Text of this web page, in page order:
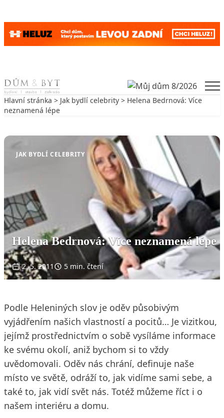
Skip to content
Hlavní stránka > Jak bydlí celebrity > Helena Bedrnová: Více
neznamená lépe
JAK BYDLÍ CELEBRITY
Helena Bedrnová: Více neznamená lépe
2. 5. 2011 5 min. čtení
Podle Heleniných slov je oděv působivým
vyjádřením našich vlastností a pocitů… Je vizitkou,
jejímž prostřednictvím o sobě vysíláme informace
ke svému okolí, aniž bychom si to vždy
uvědomovali. Oděv nás chrání, definuje naše
místo ve světě, odráží to, jak vidíme sami sebe, a
také to, jak vidí svět nás. Totéž můžeme říct i o
našem interiéru a domu.